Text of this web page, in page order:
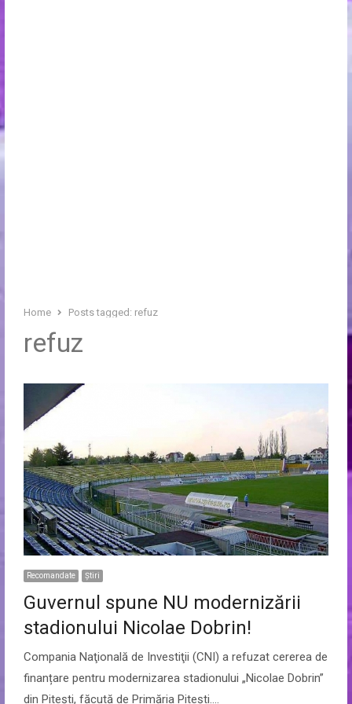
Home Posts tagged: refuz
refuz
Recomandate Ştiri
Guvernul spune NU modernizării
stadionului Nicolae Dobrin!
Compania Naţională de Investiţii (CNI) a refuzat cererea de
finanțare pentru modernizarea stadionului „Nicolae Dobrin”
din Pitești, făcută de Primăria Pitești.…